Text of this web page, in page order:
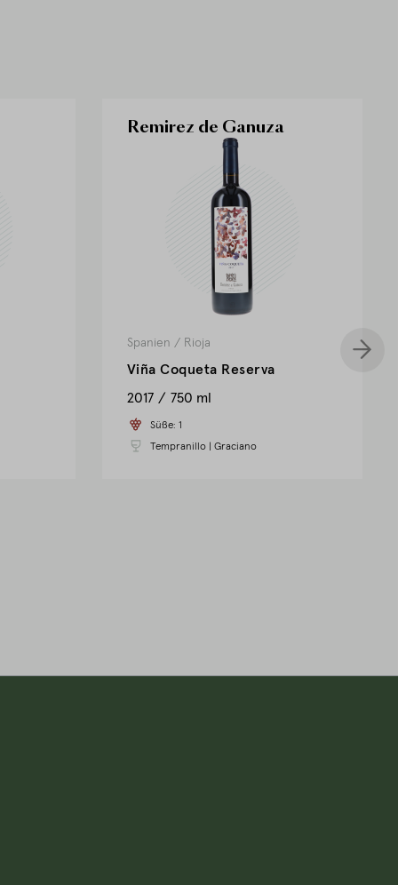
Remirez de Ganuza
Spanien / Rioja
Viña Coqueta Reserva
2017
750 ml
Süße: 1
Tempranillo| Graciano